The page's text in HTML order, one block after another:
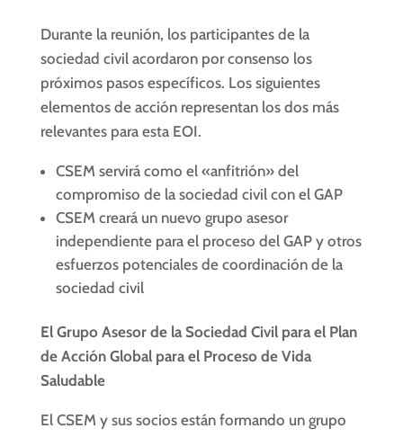
Durante la reunión, los participantes de la
sociedad civil acordaron por consenso los
próximos pasos específicos. Los siguientes
elementos de acción representan los dos más
relevantes para esta EOI.
CSEM servirá como el «anfitrión» del
compromiso de la sociedad civil con el GAP
CSEM creará un nuevo grupo asesor
independiente para el proceso del GAP y otros
esfuerzos potenciales de coordinación de la
sociedad civil
El Grupo Asesor de la Sociedad Civil para el Plan
de Acción Global para el Proceso de Vida
Saludable
El CSEM y sus socios están formando un grupo